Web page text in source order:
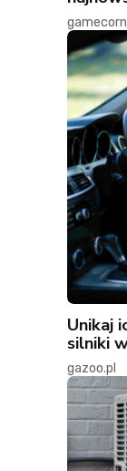
Unikaj
silniki
gazoo.pl